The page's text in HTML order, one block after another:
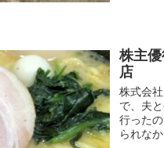
株主
店
株式会
で、夫
行った
られなか